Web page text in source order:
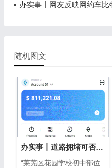
办实事丨网友反映网约车比
随机图文
办实事丨道路拥堵可否实比特派行错峰放
“莱芜区花园学校初中部位